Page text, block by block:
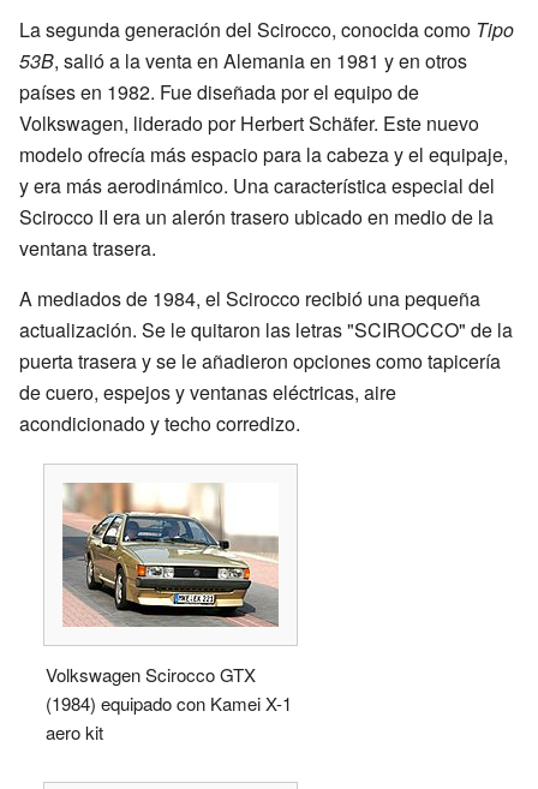
La segunda generación del Scirocco, conocida como Tipo
53B, salió a la venta en Alemania en 1981 y en otros
países en 1982. Fue diseñada por el equipo de
Volkswagen, liderado por Herbert Schäfer. Este nuevo
modelo ofrecía más espacio para la cabeza y el equipaje,
y era más aerodinámico. Una característica especial del
Scirocco II era un alerón trasero ubicado en medio de la
ventana trasera.
A mediados de 1984, el Scirocco recibió una pequeña
actualización. Se le quitaron las letras "SCIROCCO" de la
puerta trasera y se le añadieron opciones como tapicería
de cuero, espejos y ventanas eléctricas, aire
acondicionado y techo corredizo.
Volkswagen Scirocco GTX
(1984) equipado con Kamei X-1
aero kit